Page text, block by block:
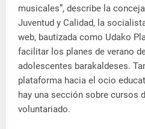
musicales”, describe la
Juventud y Calidad, la
web, bautizada como Udako
facilitar los planes de verano
adolescentes barakaldeses.
plataforma hacia el ocio
hay una sección sobre cursos
voluntariado.